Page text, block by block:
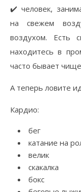
✔️ человек,
на свежем
воздухом. Есть
находитесь в
часто бывает
А теперь ловите
Кардио:
бег
катание на
велик
скакалка
бокс